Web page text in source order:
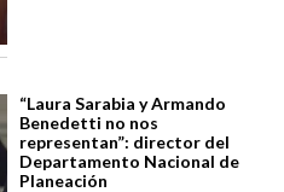
“Laura Sarabia y Armando
Benedetti no nos
representan”: director del
Departamento Nacional de
Planeación